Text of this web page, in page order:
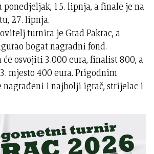
ponedjeljak, 15. lipnja, a finale je na
27. lipnja.
turnira je Grad Pakrac, a
bogat nagradni fond.
osvojiti 3.000 eura, finalist 800, a
mjesto 400 eura. Prigodnim
nagrađeni i najbolji igrač, strijelac i